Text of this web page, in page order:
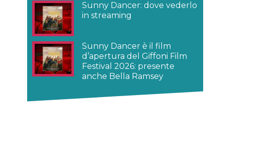
Sunny Dancer: dove vederlo
in streaming
Sunny Dancer è il film
d’apertura del Giffoni Film
Festival 2026: presente
anche Bella Ramsey